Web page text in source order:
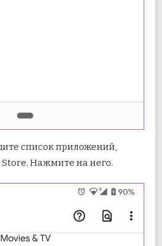
список приложений,
Нажмите на него.